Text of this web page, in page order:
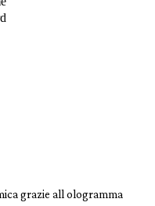
grazie all ologramma